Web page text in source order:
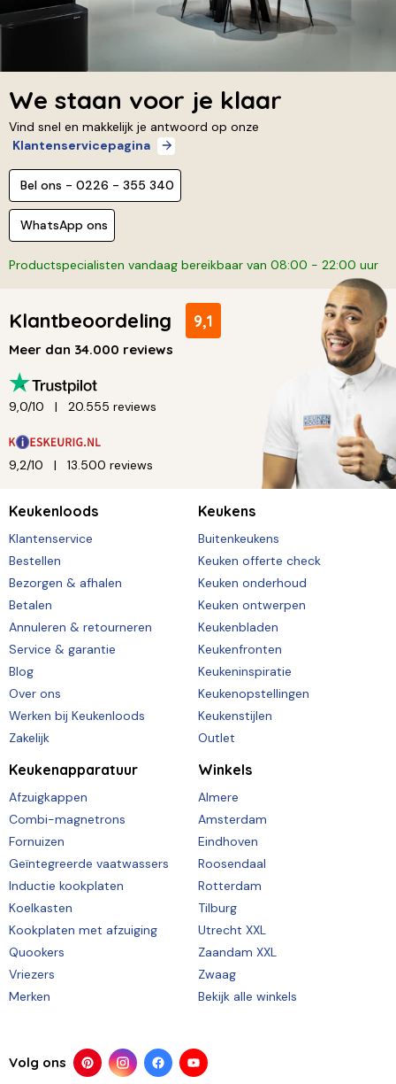
We staan voor je klaar
Vind snel en makkelijk je antwoord op onze
Klantenservicepagina
Bel ons - 0226 - 355 340
WhatsApp ons
Productspecialisten vandaag bereikbaar van 08:00 - 22:00 uur
Klantbeoordeling 9,1
Meer dan 34.000 reviews
9,0/10 20.555 reviews
9,2/10 13.500 reviews
Keukenloods
Klantenservice
Bestellen
Bezorgen & afhalen
Betalen
Annuleren & retourneren
Service & garantie
Blog
Over ons
Werken bij Keukenloods
Zakelijk
Keukens
Buitenkeukens
Keuken offerte check
Keuken onderhoud
Keuken ontwerpen
Keukenbladen
Keukenfronten
Keukeninspiratie
Keukenopstellingen
Keukenstijlen
Outlet
Keukenapparatuur
Afzuigkappen
Combi-magnetrons
Fornuizen
Geïntegreerde vaatwassers
Inductie kookplaten
Koelkasten
Kookplaten met afzuiging
Quookers
Vriezers
Merken
Winkels
Almere
Amsterdam
Eindhoven
Roosendaal
Rotterdam
Tilburg
Utrecht XXL
Zaandam XXL
Zwaag
Bekijk alle winkels
Volg ons